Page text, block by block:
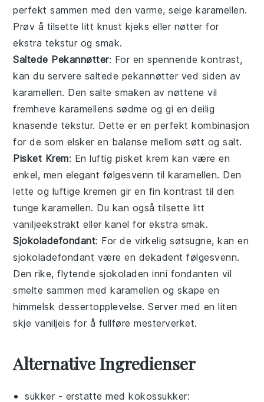
perfekt sammen med den varme, seige karamellen.
Prøv å tilsette litt knust kjeks eller nøtter for
ekstra tekstur og smak.
Saltede Pekannøtter: For en spennende kontrast,
kan du servere saltede pekannøtter ved siden av
karamellen. Den salte smaken avnøttene vil
fremheve karamellens sødme og gi en deilig
knasende tekstur. Dette er en perfekt kombinasjon
for de som elsker en balanse mellom søtt og salt.
Pisket Krem: En luftig pisket krem kan være en
enkel, men elegant følgesvenn til karamellen. Den
lette og luftige kremen gir en fin kontrast til den
tunge karamellen. Du kan også tilsette litt
vaniljeekstrakt ellerkanel for ekstra smak.
Sjokoladefondant: For de virkelig søtsugne, kan en
sjokoladefondant være en dekadent følgesvenn.
Den rike, flytende sjokoladen inni fondanten vil
smelte sammen med karamellen og skape en
himmelsk dessertopplevelse. Server med en liten
skje vaniljeis for å fullføre mesterverket.
Alternative Ingredienser
sukker - erstatte medkokossukker: